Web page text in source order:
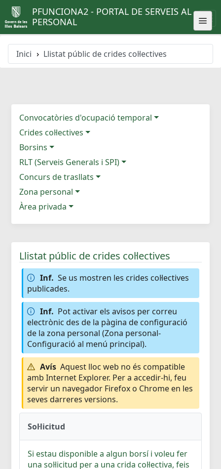
PFUNCIONA2 - PORTAL DE SERVEIS AL
PERSONAL
Inici Llistat públic de crides col·lectives
Convocatòries d'ocupació temporal
Crides col·lectives
Borsins
RLT (Serveis Generals i SPI)
Concurs de trasllats
Zona personal
Àrea privada
Llistat públic de crides col·lectives
Inf. Se us mostren les crides col·lectives
publicades.
Inf. Pot activar els avisos per correu
electrònic des de la pàgina de configuració
de la zona personal (Zona personal-
Configuració al menú principal).
Avís Aquest lloc web no és compatible
amb Internet Explorer. Per a accedir-hi, feu
servir un navegador Firefox o Chrome en les
seves darreres versions.
Sol·licitud
Si estau disponible a algun borsí i voleu fer
una sol·licitud per a una crida col·lectiva, feis